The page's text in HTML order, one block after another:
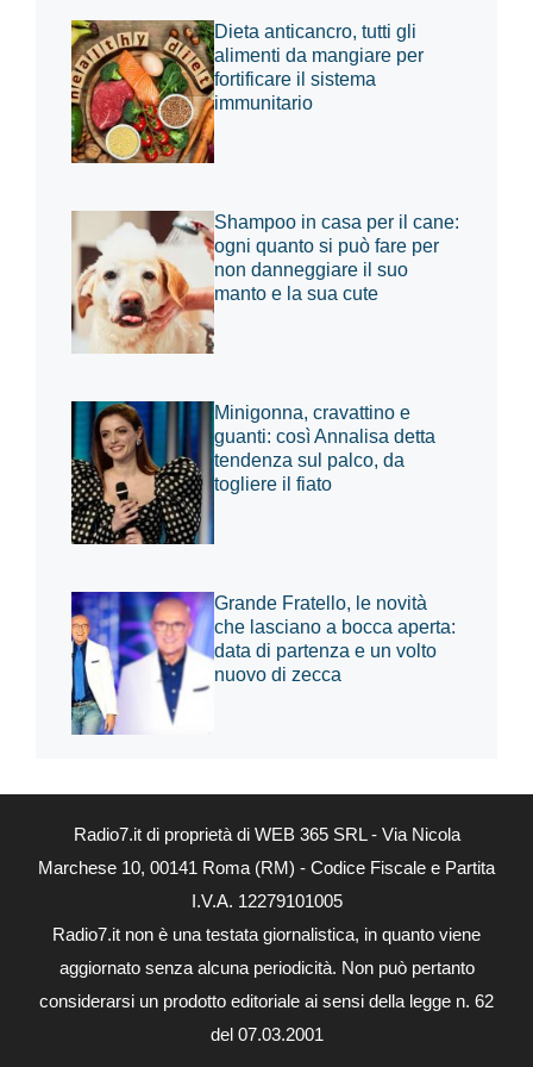
Dieta anticancro, tutti gli
alimenti da mangiare per
fortificare il sistema
immunitario
Shampoo in casa per il cane:
ogni quanto si può fare per
non danneggiare il suo
manto e la sua cute
Minigonna, cravattino e
guanti: così Annalisa detta
tendenza sul palco, da
togliere il fiato
Grande Fratello, le novità
che lasciano a bocca aperta:
data di partenza e un volto
nuovo di zecca
Radio7.it di proprietà di WEB 365 SRL - Via Nicola
Marchese 10, 00141 Roma (RM) - Codice Fiscale e Partita
I.V.A. 12279101005
Radio7.it non è una testata giornalistica, in quanto viene
aggiornato senza alcuna periodicità. Non può pertanto
considerarsi un prodotto editoriale ai sensi della legge n. 62
del 07.03.2001